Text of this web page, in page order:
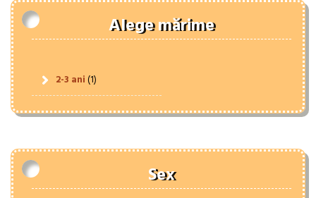
Alege mărime
2-3 ani(1)
Sex